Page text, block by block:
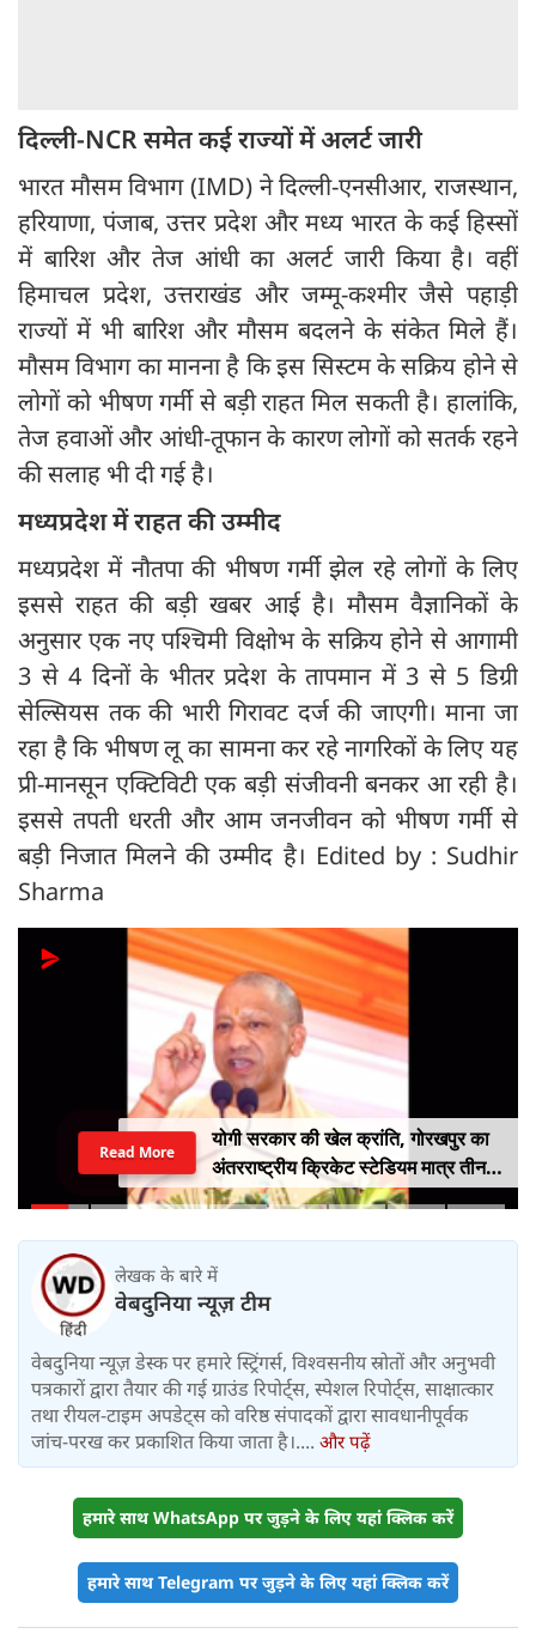
दिल्ली-NCR समेत कई राज्यों में अलर्ट जारी
भारत मौसम विभाग (IMD) ने दिल्ली-एनसीआर, राजस्थान,
हरियाणा, पंजाब, उत्तर प्रदेश और मध्य भारत के कई हिस्सों
में बारिश और तेज आंधी का अलर्ट जारी किया है। वहीं
हिमाचल प्रदेश, उत्तराखंड और जम्मू-कश्मीर जैसे पहाड़ी
राज्यों में भी बारिश और मौसम बदलने के संकेत मिले हैं।
मौसम विभाग का मानना है कि इस सिस्टम के सक्रिय होने से
लोगों को भीषण गर्मी से बड़ी राहत मिल सकती है। हालांकि,
तेज हवाओं और आंधी-तूफान के कारण लोगों को सतर्क रहने
की सलाह भी दी गई है।
​​मध्यप्रदेश में राहत की उम्मीद
मध्यप्रदेश में नौतपा की भीषण गर्मी झेल रहे लोगों के लिए
इससे राहत की बड़ी खबर आई है। मौसम वैज्ञानिकों के
अनुसार एक नए पश्चिमी विक्षोभ के सक्रिय होने से आगामी
3 से 4 दिनों के भीतर प्रदेश के तापमान में 3 से 5 डिग्री
सेल्सियस तक की भारी गिरावट दर्ज की जाएगी। माना जा
रहा है कि भीषण लू का सामना कर रहे नागरिकों के लिए यह
प्री-मानसून एक्टिविटी एक बड़ी संजीवनी बनकर आ रही है।
इससे तपती धरती और आम जनजीवन को भीषण गर्मी से
बड़ी निजात मिलने की उम्मीद है। Edited by : Sudhir
Sharma
योगी सरकार की खेल क्रांति, गोरखपुर का
अंतरराष्ट्रीय क्रिकेट स्टेडियम मात्र तीन
महीने में लगभग 20% तैयार
Read More
लेखक के बारे में
वेबदुनिया न्यूज़ टीम
वेबदुनिया न्यूज़ डेस्क पर हमारे स्ट्रिंगर्स, विश्वसनीय स्रोतों और अनुभवी
पत्रकारों द्वारा तैयार की गई ग्राउंड रिपोर्ट्स, स्पेशल रिपोर्ट्स, साक्षात्कार
तथा रीयल-टाइम अपडेट्स को वरिष्ठ संपादकों द्वारा सावधानीपूर्वक
जांच-परख कर प्रकाशित किया जाता है।.... और पढ़ें
हमारे साथ WhatsApp पर जुड़ने के लिए यहां क्लिक करें
हमारे साथ Telegram पर जुड़ने के लिए यहां क्लिक करें